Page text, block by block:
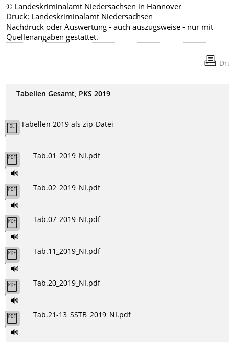
© Landeskriminalamt Niedersachsen in Hannover
Druck: Landeskriminalamt Niedersachsen
Nachdruck oder Auswertung - auch auszugsweise - nur mit
Quellenangaben gestattet.
Tabellen Gesamt, PKS 2019
Tabellen 2019 als zip-Datei
Tab.01_2019_NI.pdf
Tab.02_2019_NI.pdf
Tab.07_2019_NI.pdf
Tab.11_2019_NI.pdf
Tab.20_2019_NI.pdf
Tab.21-13_SSTB_2019_NI.pdf